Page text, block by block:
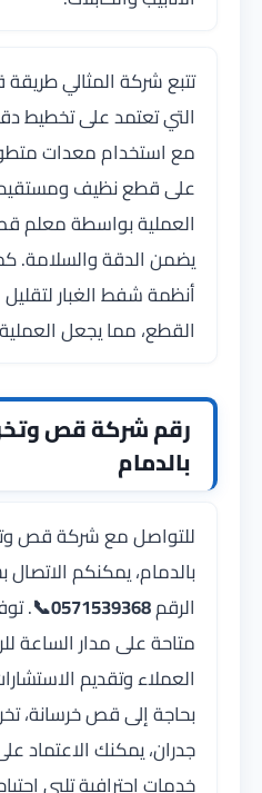
تتبع شركة المثالي
التي تعتمد على تخطيط
مع استخدام معدات
على قطع نظيف
العملية بواسطة معلم
يضمن الدقة والسلامة.
أنظمة شفط الغبار
القطع، مما يجعل العملية
رقم شركة قص
بالدمام
للتواصل مع شركة قص
بالدمام، يمكنكم
الرقم0571539368📞
.
متاحة على مدار الساعة
العملاء وتقديم
بحاجة إلى قص خرسانة،
جدران، يمكنك الاعتماد
خدمات احترافية تلبي